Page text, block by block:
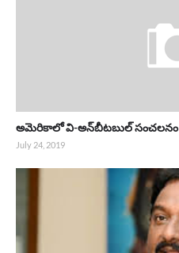
అమెరికాలో వి-అన్‌బీటబుల్ సంచలనం
July 24, 2019